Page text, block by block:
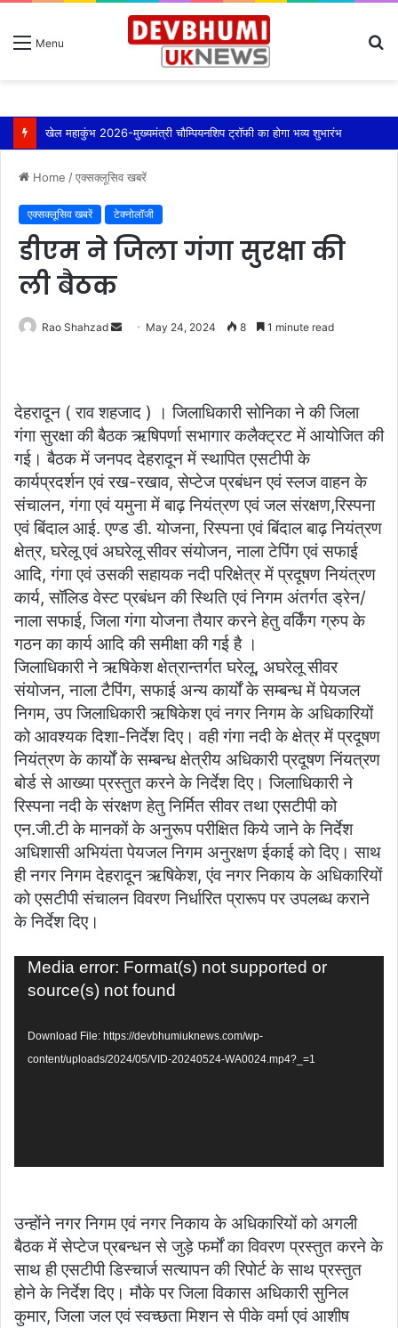
Menu
खेल महाकुंभ 2026-मुख्यमंत्री चौम्पियनशिप ट्रॉफी का होगा भव्य शुभारंभ
Home /एक्सक्लूसिव खबरें
एक्सक्लूसिव खबरें टेक्नोलॉजी
डीएम ने जिला गंगा सुरक्षा की
ली बैठक
Rao Shahzad
Send May 24, 2024 8 1 minute read
देहरादून ( राव शहजाद ) । जिलाधिकारी सोनिका ने की जिला
गंगा सुरक्षा की बैठक ऋषिपर्णा सभागार कलैक्ट्रट में आयोजित की
गई। बैठक में जनपद देहरादून में स्थापित एसटीपी के
कार्यप्रदर्शन एवं रख-रखाव, सेप्टेज प्रबंधन एवं स्लज वाहन के
संचालन, गंगा एवं यमुना में बाढ़ नियंत्रण एवं जल संरक्षण,रिस्पना
एवं बिंदाल आई. एण्ड डी. योजना, रिस्पना एवं बिंदाल बाढ़ नियंत्रण
क्षेत्र, घरेलू एवं अघरेलू सीवर संयोजन, नाला टेपिंग एवं सफाई
आदि, गंगा एवं उसकी सहायक नदी परिक्षेत्र में प्रदूषण नियंत्रण
कार्य, सॉलिड वेस्ट प्रबंधन की स्थिति एवं निगम अंतर्गत ड्रेन/
नाला सफाई, जिला गंगा योजना तैयार करने हेतु वर्किंग ग्रुप के
गठन का कार्य आदि की समीक्षा की गई है ।
जिलाधिकारी ने ऋषिकेश क्षेत्रान्तर्गत घरेलू, अघरेलू सीवर
संयोजन, नाला टैपिंग, सफाई अन्य कार्यों के सम्बन्ध में पेयजल
निगम, उप जिलाधिकारी ऋषिकेश एवं नगर निगम के अधिकारियों
को आवश्यक दिशा-निर्देश दिए। वही गंगा नदी के क्षेत्र में प्रदूषण
नियंत्रण के कार्यों के सम्बन्ध क्षेत्रीय अधिकारी प्रदूषण निंयत्रण
बोर्ड से आख्या प्रस्तुत करने के निर्देश दिए। जिलाधिकारी ने
रिस्पना नदी के संरक्षण हेतु निर्मित सीवर तथा एसटीपी को
एन.जी.टी के मानकों के अनुरूप परीक्षित किये जाने के निर्देश
अधिशासी अभियंता पेयजल निगम अनुरक्षण ईकाई को दिए। साथ
ही नगर निगम देहरादून ऋषिकेश, एंव नगर निकाय के अधिकारियों
को एसटीपी संचालन विवरण निर्धारित प्रारूप पर उपलब्ध कराने
के निर्देश दिए।
Video
Player
Media error: Format(s) not supported or
source(s) not found
Download File: https://devbhumiuknews.com/wp-
content/uploads/2024/05/VID-20240524-WA0024.mp4?_=1
उन्होंने नगर निगम एवं नगर निकाय के अधिकारियों को अगली
बैठक में सेप्टेज प्रबन्धन से जुड़े फर्मों का विवरण प्रस्तुत करने के
साथ ही एसटीपी डिस्चार्ज सत्यापन की रिपोर्ट के साथ प्रस्तुत
होने के निर्देश दिए। मौके पर जिला विकास अधिकारी सुनिल
कुमार, जिला जल एवं स्वच्छता मिशन से पीके वर्मा एवं आशीष